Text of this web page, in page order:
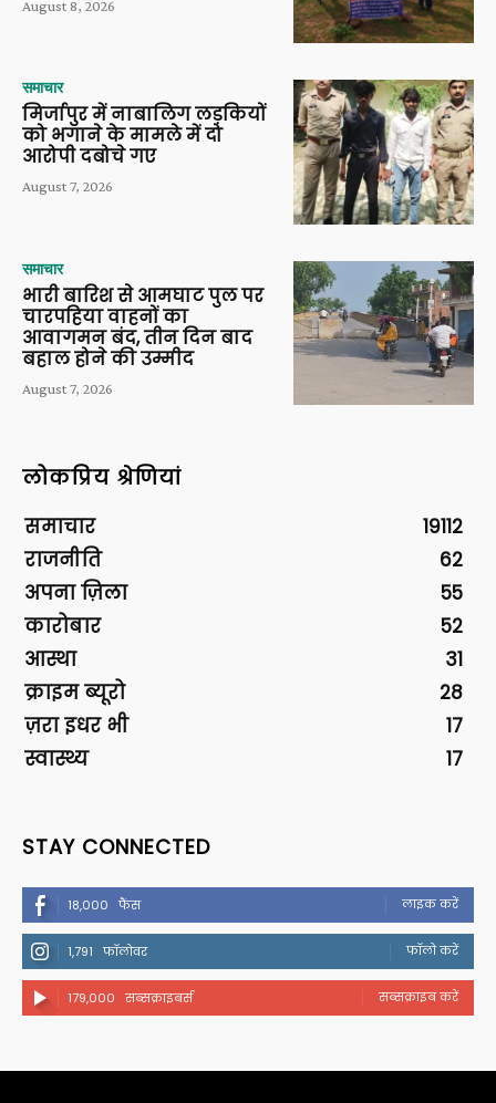
August 8, 2026
समाचार
मिर्जापुर में नाबालिग लड़कियों
को भगाने के मामले में दो
आरोपी दबोचे गए
August 7, 2026
समाचार
भारी बारिश से आमघाट पुल पर
चारपहिया वाहनों का
आवागमन बंद, तीन दिन बाद
बहाल होने की उम्मीद
August 7, 2026
लोकप्रिय श्रेणियां
समाचार
19112
राजनीति
62
अपना ज़िला
55
कारोबार
52
आस्था
31
क्राइम ब्यूरो
28
ज़रा इधर भी
17
स्वास्थ्य
17
STAY CONNECTED
18,000 फैंस लाइक करें
1,791 फॉलोवर फॉलो करें
179,000 सब्सक्राइबर्स सब्सक्राइब करें